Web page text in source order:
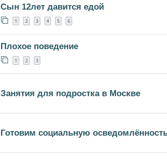
Сын 12лет давится едой
1 2 3 4 5 6
Плохое поведение
1 2 3
Занятия для подростка в Москве
Готовим социальную